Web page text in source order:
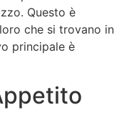
Questo è
che si trovano in
principale è